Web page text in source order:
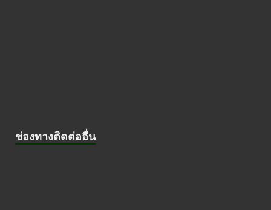
ช่องทางติดต่ออื่น